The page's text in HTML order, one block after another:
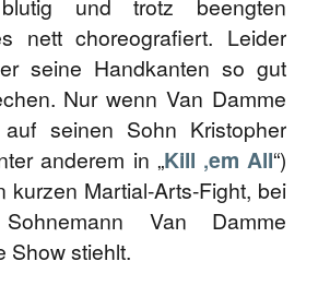
und trotz beengten
nett choreografiert. Leider
seine Handkanten so gut
Nur wenn Van Damme
seinen Sohn Kristopher
anderem in „Kill ‚em All“)
kurzen Martial-Arts-Fight, bei
Van Damme
Show stiehlt.